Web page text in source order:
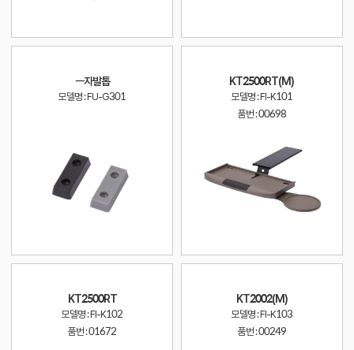
ㅡ자발톱
모델명 : FU-G301
KT2500RT(M)
모델명 : FI-K101
품번 :00698
KT2500RT
모델명 : FI-K102
품번 :01672
KT2002(M)
모델명 : FI-K103
품번 :00249